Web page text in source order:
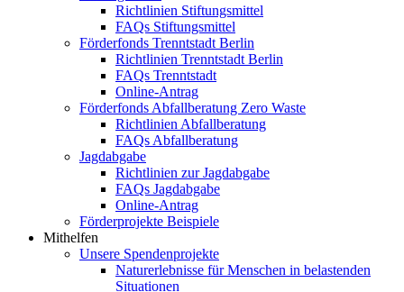
Richtlinien Stiftungsmittel
FAQs Stiftungsmittel
Förderfonds Trenntstadt Berlin
Richtlinien Trenntstadt Berlin
FAQs Trenntstadt
Online-Antrag
Förderfonds Abfallberatung Zero Waste
Richtlinien Abfallberatung
FAQs Abfallberatung
Jagdabgabe
Richtlinien zur Jagdabgabe
FAQs Jagdabgabe
Online-Antrag
Förderprojekte Beispiele
Mithelfen
Unsere Spendenprojekte
Naturerlebnisse für Menschen in belastenden
Situationen